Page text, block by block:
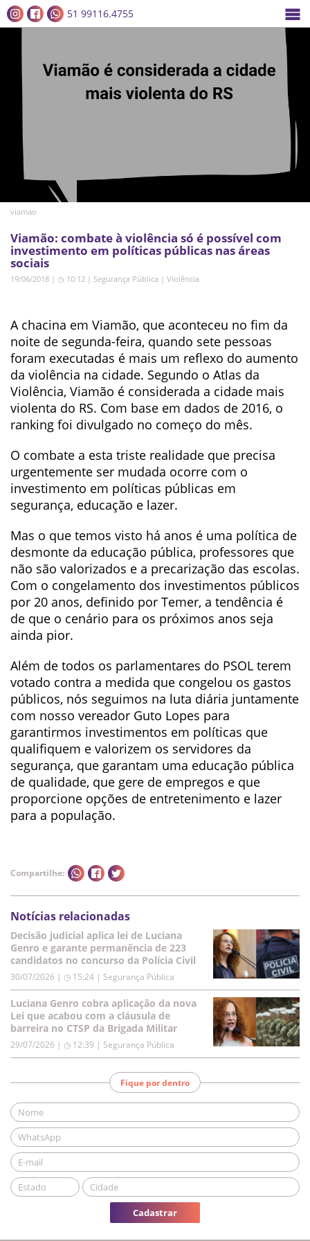
51 99116.4755
viamao
Viamão: combate à violência só é possível com
investimento em políticas públicas nas áreas
sociais
19/06/2018 | ◷ 10:12 | Segurança Pública | Violência
A chacina em Viamão, que aconteceu no fim da
noite de segunda-feira, quando sete pessoas
foram executadas é mais um reflexo do aumento
da violência na cidade. Segundo o Atlas da
Violência, Viamão é considerada a cidade mais
violenta do RS. Com base em dados de 2016, o
ranking foi divulgado no começo do mês.
O combate a esta triste realidade que precisa
urgentemente ser mudada ocorre com o
investimento em políticas públicas em
segurança, educação e lazer.
Mas o que temos visto há anos é uma política de
desmonte da educação pública, professores que
não são valorizados e a precarização das escolas.
Com o congelamento dos investimentos públicos
por 20 anos, definido por Temer, a tendência é
de que o cenário para os próximos anos seja
ainda pior.
Além de todos os parlamentares do PSOL terem
votado contra a medida que congelou os gastos
públicos, nós seguimos na luta diária juntamente
com nosso vereador Guto Lopes para
garantirmos investimentos em políticas que
qualifiquem e valorizem os servidores da
segurança, que garantam uma educação pública
de qualidade, que gere de empregos e que
proporcione opções de entretenimento e lazer
para a população.
Compartilhe:
Notícias relacionadas
Decisão judicial aplica lei de Luciana
Genro e garante permanência de 223
candidatos no concurso da Polícia Civil
30/07/2026 | ◷ 15:24 | Segurança Pública
Luciana Genro cobra aplicação da nova
Lei que acabou com a cláusula de
barreira no CTSP da Brigada Militar
29/07/2026 | ◷ 12:39 | Segurança Pública
Fique por dentro
Cadastrar